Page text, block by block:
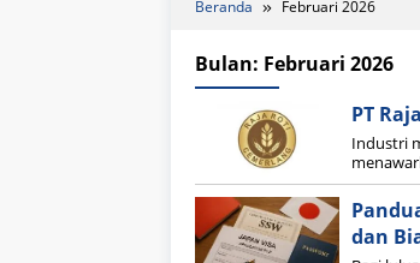
Beranda Februari 2026
Bulan: Februari 2026
PT
Industri
dan